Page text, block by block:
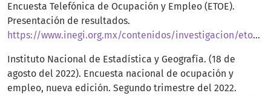
Encuesta Telefónica de Ocupación y Empleo (ETOE).
Presentación de resultados.
https://www.inegi.org.mx/contenidos/investigacion/etoe/doc/etoe_presentacion_resultados_abril_2020.pdf
Instituto Nacional de Estadística y Geografía. (18 de
agosto del 2022). Encuesta nacional de ocupación y
empleo, nueva edición. Segundo trimestre del 2022.